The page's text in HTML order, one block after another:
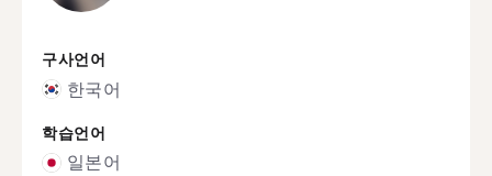
구사언어
한국어
학습언어
일본어